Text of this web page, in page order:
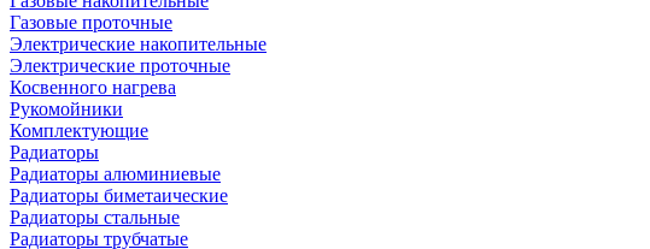
Газовые проточные
Электрические накопительные
Электрические проточные
Косвенного нагрева
Рукомойники
Комплектующие
Радиаторы
Радиаторы алюминиевые
Радиаторы биметаические
Радиаторы стальные
Радиаторы трубчатые